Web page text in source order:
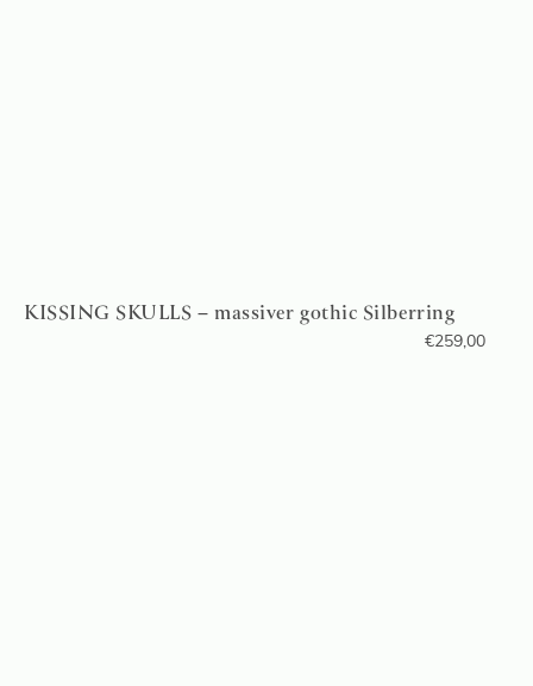
KISSING SKULLS – massiver gothic Silberring
€259,00